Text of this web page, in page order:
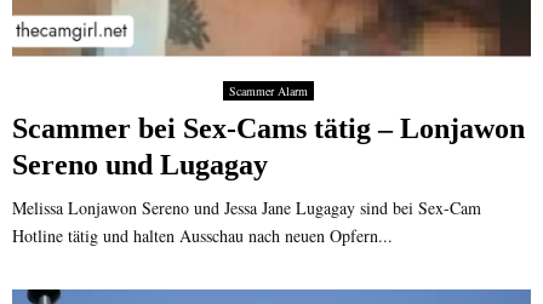
Scammer Alarm
Scammer bei Sex-Cams tätig – Lonjawon
Sereno und Lugagay
Melissa Lonjawon Sereno und Jessa Jane Lugagay sind bei Sex-Cam
Hotline tätig und halten Ausschau nach neuen Opfern...